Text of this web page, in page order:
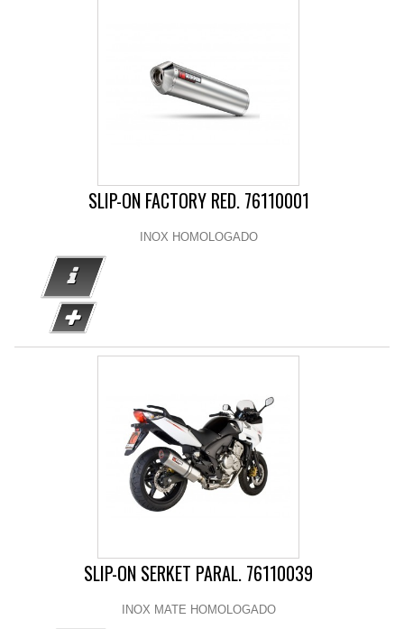
SLIP-ON FACTORY RED. 76110001
INOX HOMOLOGADO
SLIP-ON SERKET PARAL. 76110039
INOX MATE HOMOLOGADO